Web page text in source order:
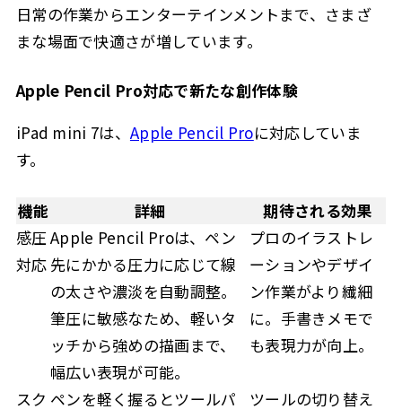
日常の作業からエンターテインメントまで、さまざ
まな場面で快適さが増しています。
Apple Pencil Pro対応で新たな創作体験
iPad mini 7は、 Apple Pencil Proに対応していま
す。
機能 詳細
期待される効果
感圧
対応
Apple Pencil Proは、ペン
先にかかる圧力に応じて線
の太さや濃淡を自動調整。
筆圧に敏感なため、軽いタ
ッチから強めの描画まで、
幅広い表現が可能。
プロのイラストレ
ーションやデザイ
ン作業がより繊細
に。手書きメモで
も表現力が向上。
スク ペンを軽く握るとツールパ
ツールの切り替え